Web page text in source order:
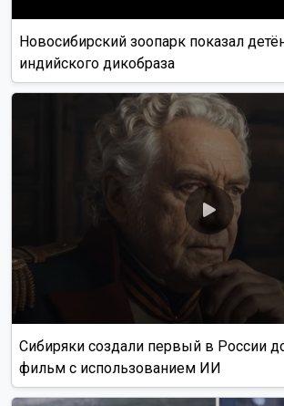
Новосибирский зоопарк показал
индийского дикобраза
Сибиряки создали первый в России
фильм с использованием ИИ